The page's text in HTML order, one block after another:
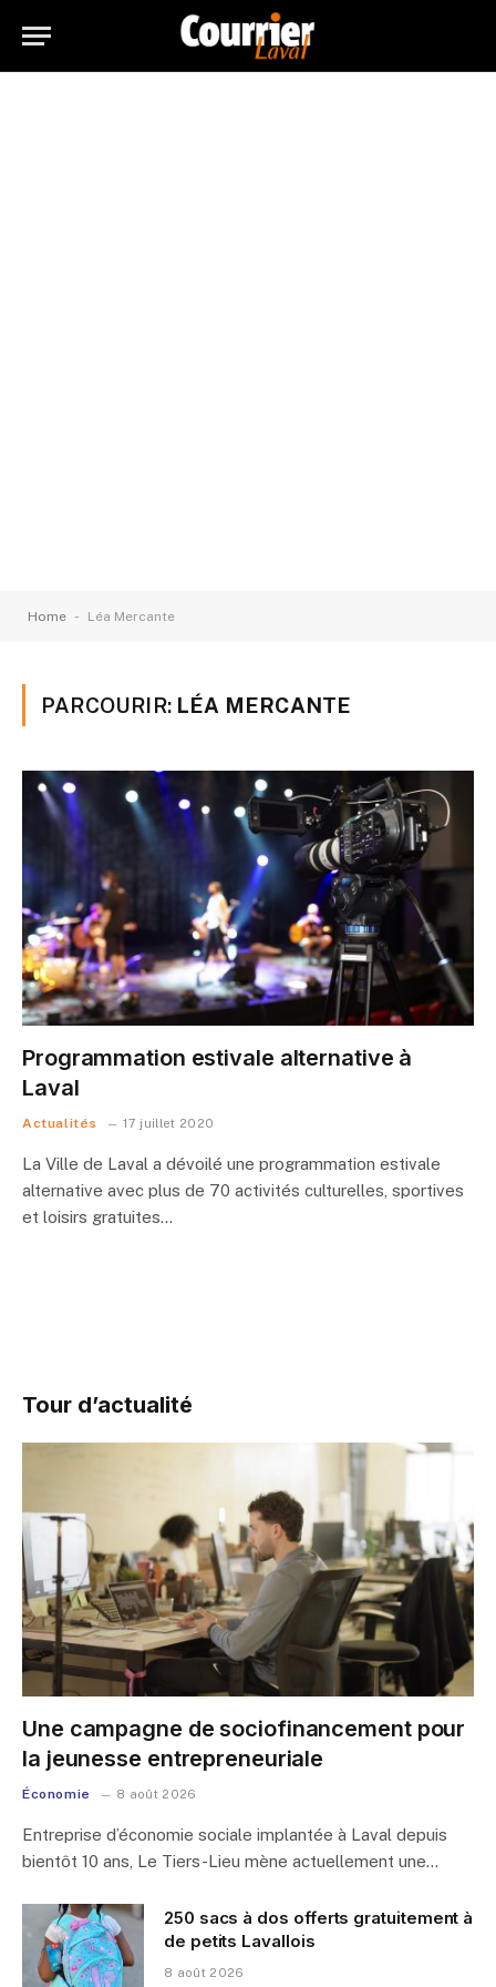
Home - Léa Mercante
PARCOURIR: LÉA MERCANTE
Programmation estivale alternative à
Laval
Actualités 17 juillet 2020
La Ville de Laval a dévoilé une programmation estivale
alternative avec plus de 70 activités culturelles, sportives
et loisirs gratuites…
Tour d’actualité
Une campagne de sociofinancement pour
la jeunesse entrepreneuriale
Économie 8 août 2026
Entreprise d’économie sociale implantée à Laval depuis
bientôt 10 ans, Le Tiers-Lieu mène actuellement une…
250 sacs à dos offerts gratuitement à
de petits Lavallois
8 août 2026